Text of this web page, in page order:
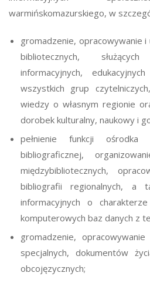
warmińskomazurskiego, w
gromadzenie, opracowywanie i
bibliotecznych,
informacyjnych,
wszystkich grup
wiedzy o własnym regionie
dorobek kulturalny, naukowy i
pełnienie funkcji ośrodka
bibliograficznej,
międzybibliotecznych,
bibliografii regionalnych, a
informacyjnych o
komputerowych baz danych z
gromadzenie,
specjalnych, dokumentów
obcojęzycznych;